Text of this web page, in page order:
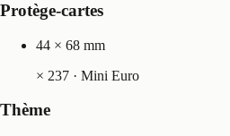
Protège-cartes
44 × 68 mm
× 237 · Mini Euro
Thème